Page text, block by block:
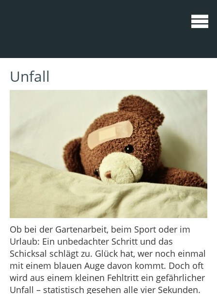
Unfall
Ob bei der Gartenarbeit, beim Sport oder im
Urlaub: Ein unbedachter Schritt und das
Schicksal schlägt zu. Glück hat, wer noch einmal
mit einem blauen Auge davon kommt. Doch oft
wird aus einem kleinen Fehltritt ein gefährlicher
Unfall – statistisch gesehen alle vier Sekunden.